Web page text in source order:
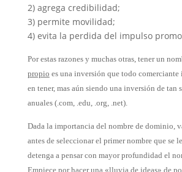
2) agrega credibilidad;
3) permite movilidad;
4) evita la perdida del impulso
Por estas razones y muchas otras, tener un
propio es una inversión que todo
en tener, mas aún siendo una inversión de tan
anuales (.com, .edu, .org, .net).
Dada la importancia del nombre de dominio,
antes de seleccionar el primer nombre que se
detenga a pensar con mayor profundidad el
Empiece por hacer una «lluvia de ideas» de